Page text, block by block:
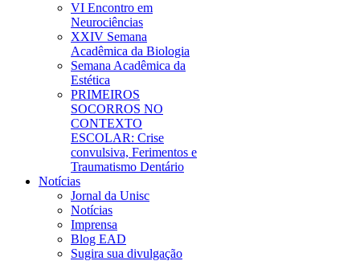
VI Encontro em
Neurociências
XXIV Semana
Acadêmica da Biologia
Semana Acadêmica da
Estética
PRIMEIROS
SOCORROS NO
CONTEXTO
ESCOLAR: Crise
convulsiva, Ferimentos e
Traumatismo Dentário
Notícias
Jornal da Unisc
Notícias
Imprensa
Blog EAD
Sugira sua divulgação